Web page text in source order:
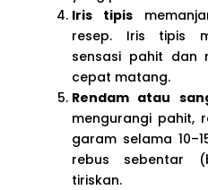
Iris tipis
resep. Iris tipis
sensasi pahit dan
cepat matang.
Rendam atau
mengurangi pahit,
garam selama
rebus sebentar
tiriskan.